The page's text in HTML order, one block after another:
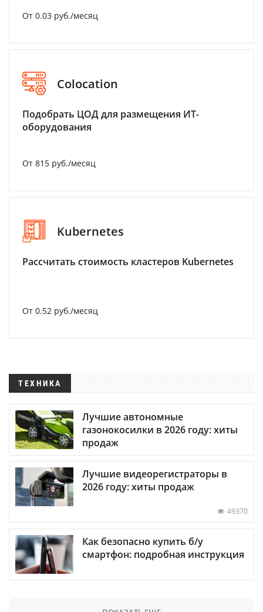
От 0.03 руб./месяц
Colocation
Подобрать ЦОД для размещения ИТ-
оборудования
От 815 руб./месяц
Kubernetes
Рассчитать стоимость кластеров Kubernetes
От 0.52 руб./месяц
ТЕХНИКА
Лучшие автономные
газонокосилки в 2026 году: хиты
продаж
Лучшие видеорегистраторы в
2026 году: хиты продаж
49370
Как безопасно купить б/у
смартфон: подробная инструкция